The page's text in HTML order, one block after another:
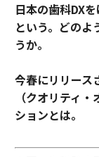
日本の歯科DX
という。どのよ
うか。
今春にリリース
（クオリティ
ションとは。